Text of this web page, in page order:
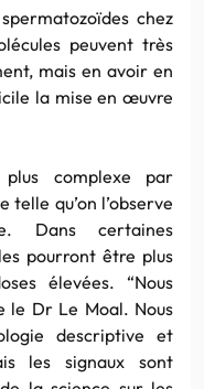
chez
peuvent très
mais en avoir en
la mise en œuvre
plus complexe par
telle qu’on l’observe
Dans certaines
pourront être plus
élevées. “Nous
le Dr Le Moal. Nous
descriptive et
les signaux sont